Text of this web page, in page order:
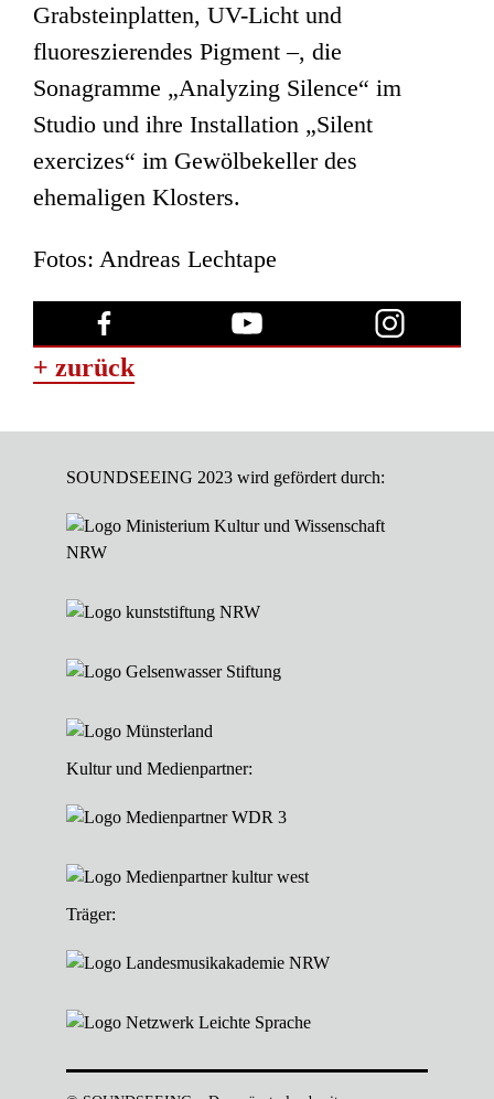
Grabsteinplatten, UV-Licht und
fluoreszierendes Pigment –, die
Sonagramme „Analyzing Silence“ im
Studio und ihre Installation „Silent
exercizes“ im Gewölbekeller des
ehemaligen Klosters.
Fotos: Andreas Lechtape
+ zurück
SOUNDSEEING 2023 wird gefördert durch:
Kultur und Medienpartner:
Träger: